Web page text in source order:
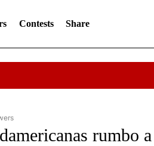
Contests Share
TO RECEIVE NOTIFICATIONS ABOUT NEW
rumbo